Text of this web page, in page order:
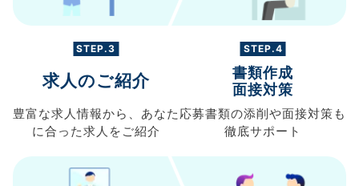
STEP.3
求人のご紹介
豊富な求人情報から、 あなた
に合った求人を ご紹介
STEP.4
書類作成
面接対策
応募書類の添削や面接対策も
徹底サポート